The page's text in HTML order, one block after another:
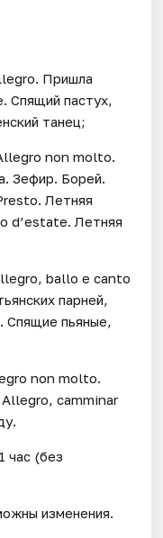
Пришла
Спящий пастух,
танец;
non molto.
Зефир. Борей.
Летняя
d’estate. Летняя
ballo e canto
парней,
Спящие пьяные,
non molto.
camminar
час (без
изменения.